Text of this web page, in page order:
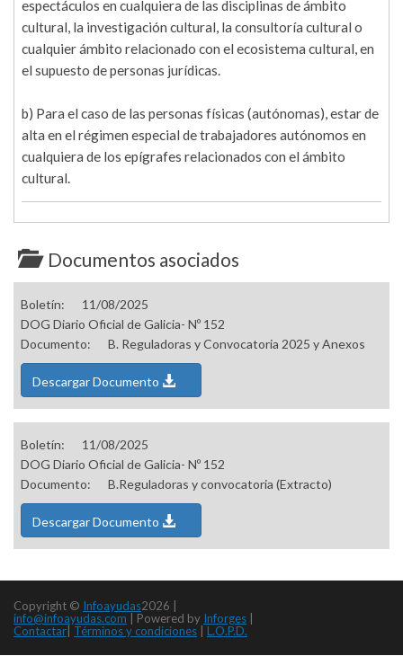
espectáculos en cualquiera de las disciplinas de ámbito
cultural, la investigación cultural, la consultoría cultural o
cualquier ámbito relacionado con el ecosistema cultural, en
el supuesto de personas jurídicas.
b) Para el caso de las personas físicas (autónomas), estar de
alta en el régimen especial de trabajadores autónomos en
cualquiera de los epígrafes relacionados con el ámbito
cultural.
Documentos asociados
Boletín:
11/08/2025
DOG Diario Oficial de Galicia- Nº 152
Documento:
B. Reguladoras y Convocatoria 2025 y Anexos
Descargar Documento
Boletín:
11/08/2025
DOG Diario Oficial de Galicia- Nº 152
Documento:
B.Reguladoras y convocatoria (Extracto)
Descargar Documento
Copyright © Infoayudas2026 |
info@infoayudas.com
Powered by Inforges
Contactar Términos y condiciones L.O.P.D.